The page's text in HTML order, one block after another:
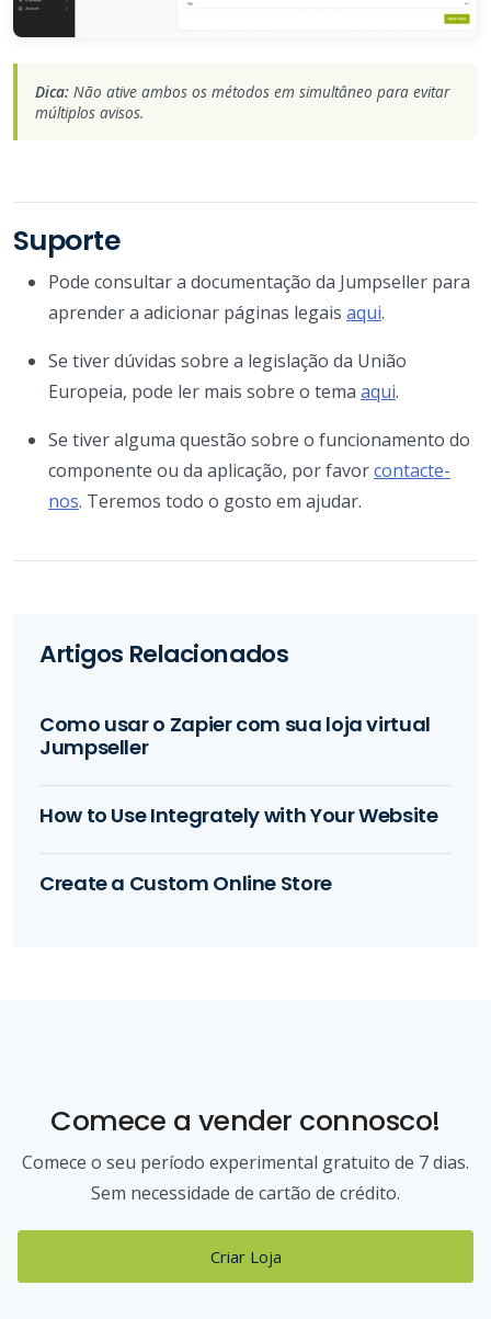
Dica: Não ative ambos os métodos em simultâneo para evitar
múltiplos avisos.
Suporte
Pode consultar a documentação da Jumpseller para
aprender a adicionar páginas legais aqui.
Se tiver dúvidas sobre a legislação da União
Europeia, pode ler mais sobre o tema aqui.
Se tiver alguma questão sobre o funcionamento do
componente ou da aplicação, por favorcontacte-
nos. Teremos todo o gosto em ajudar.
Artigos Relacionados
Como usar o Zapier com sua loja virtual
Jumpseller
How to Use Integrately with Your Website
Create a Custom Online Store
Comece a vender connosco!
Comece o seu período experimental gratuito de 7 dias.
Sem necessidade de cartão de crédito.
Criar Loja